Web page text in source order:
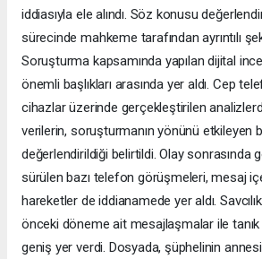
iddiasıyla ele alındı. Söz konusu
sürecinde mahkeme tarafından ayrıntılı
Soruşturma kapsamında yapılan dijital
önemli başlıkları arasında yer aldı. Cep
cihazlar üzerinde gerçekleştirilen
verilerin, soruşturmanın yönünü etkileyen
değerlendirildiği belirtildi. Olay sonrasında
sürülen bazı telefon görüşmeleri, mesaj
hareketler de iddianamede yer aldı.
önceki döneme ait mesajlaşmalar ile tanık
geniş yer verdi. Dosyada, şüphelinin